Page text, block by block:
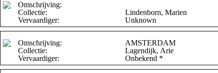
Omschrijving:
Collectie:
Lindenborn, Marien
Vervaardiger:
Unknown
Omschrijving:
AMSTERDAM
Collectie:
Lagendijk, Arie
Vervaardiger:
Onbekend *